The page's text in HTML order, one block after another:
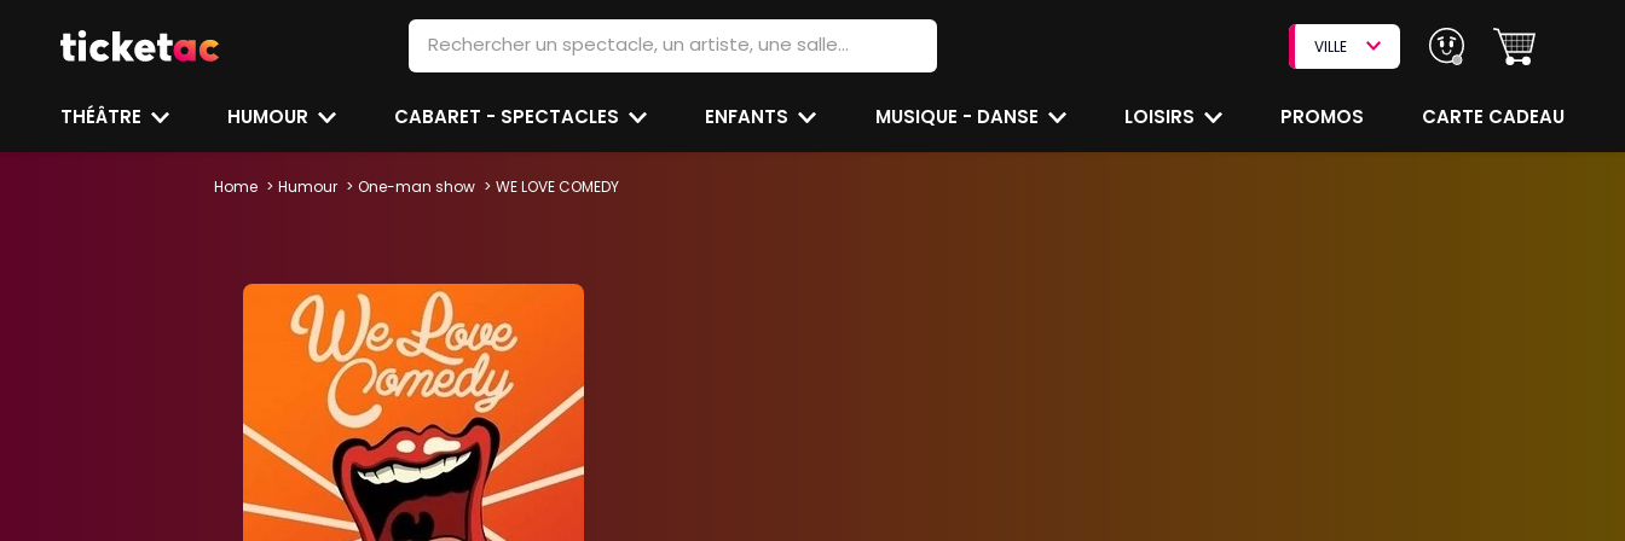
VILLE
THÉÂTRE HUMOUR CABARET - SPECTACLES ENFANTS MUSIQUE - DANSE LOISIRS PROMOS CARTE CADEAU
Home Humour One-man show WE LOVE COMEDY